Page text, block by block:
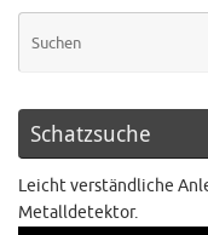
Schatzsuche
Leicht verständliche
Metalldetektor.